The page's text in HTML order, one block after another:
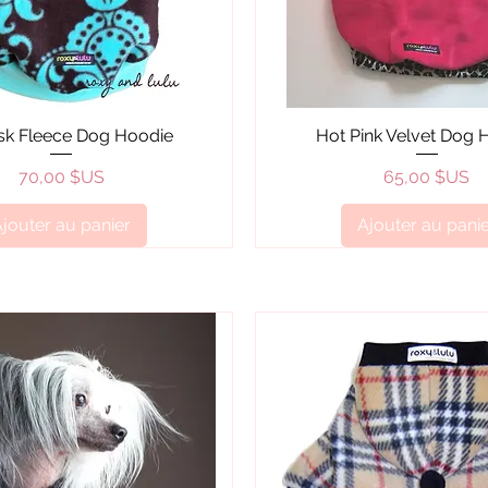
Aperçu rapide
Fleece Dog Hoodie
Prix
70,00 $US
au panier
Aperçu rapide
Hot Pink Velvet Dog
Prix
65,00 $US
Ajouter au